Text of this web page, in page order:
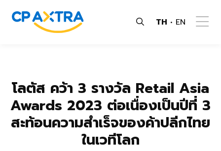
TH EN
โลตัส คว้า 3 รางวัล Retail Asia
Awards 2023 ต่อเนื่องเป็นปีที่ 3
สะท้อนความสำเร็จของค้าปลีกไทย
ในเวทีโลก